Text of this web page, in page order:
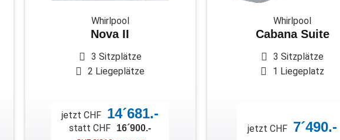
Whirlpool
Nova II
3 Sitzplätze
2 Liegeplätze
jetzt CHF 14´681.-
statt CHF 16´900.-
Whirlpool
Cabana Suite
3 Sitzplätze
1 Liegeplatz
jetzt CHF 7´490.-